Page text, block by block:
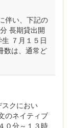
伴い、下記の
長期貸出開
７月１５日
数は、通常ど
クにおい
のネイティブ
０分～１３時